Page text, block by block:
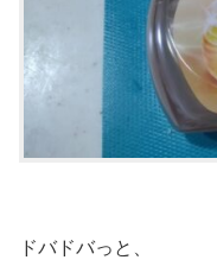
ドバドバっと、